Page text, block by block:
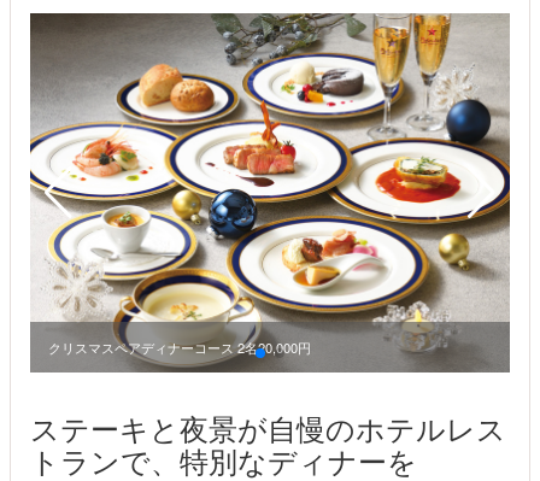
クリスマスペアディナーコース 2名20,000円
ステーキと夜景が自慢のホテルレス
トランで、特別なディナーを